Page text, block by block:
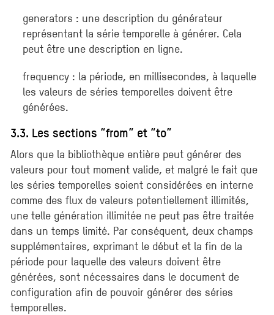
generators : une description du générateur
représentant la série temporelle à générer. Cela
peut être une description en ligne.
frequency : la période, en millisecondes, à laquelle
les valeurs de séries temporelles doivent être
générées.
3.3. Les sections “from” et “to”
Alors que la bibliothèque entière peut générer des
valeurs pour tout moment valide, et malgré le fait que
les séries temporelles soient considérées en interne
comme des flux de valeurs potentiellement illimités,
une telle génération illimitée ne peut pas être traitée
dans un temps limité. Par conséquent, deux champs
supplémentaires, exprimant le début et la fin de la
période pour laquelle des valeurs doivent être
générées, sont nécessaires dans le document de
configuration afin de pouvoir générer des séries
temporelles.